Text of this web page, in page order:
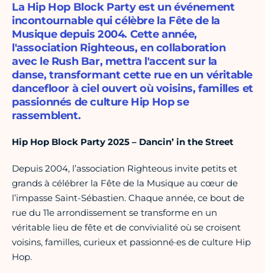
La Hip Hop Block Party est un événement
incontournable qui célèbre la Fête de la
Musique depuis 2004. Cette année,
l'association Righteous, en collaboration
avec le Rush Bar, mettra l'accent sur la
danse, transformant cette rue en un véritable
dancefloor à ciel ouvert où voisins, familles et
passionnés de culture Hip Hop se
rassemblent.
Hip Hop Block Party 2025 – Dancin’ in the Street
Depuis 2004, l’association Righteous invite petits et
grands à célébrer la Fête de la Musique au cœur de
l’impasse Saint-Sébastien. Chaque année, ce bout de
rue du 11e arrondissement se transforme en un
véritable lieu de fête et de convivialité où se croisent
voisins, familles, curieux et passionné·es de culture Hip
Hop.